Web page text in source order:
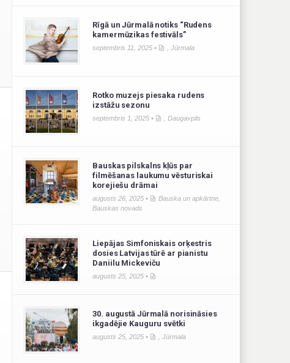
Rīgā un Jūrmalā notiks “Rudens
kamermūzikas festivāls”
septembris 11, 2025 • ,Jūrmala
Rotko muzejs piesaka rudens
izstāžu sezonu
septembris 1, 2025 • ,Daugavpils
Bauskas pilskalns kļūs par
filmēšanas laukumu vēsturiskai
korejiešu drāmai
augusts 26, 2025 • Bauska un apkārtne
Bauskas novads
Liepājas Simfoniskais orķestris
dosies Latvijas tūrē ar pianistu
Daniilu Mickeviču
augusts 25, 2025 •
30. augustā Jūrmalā norisināsies
ikgadējie Kauguru svētki
augusts 25, 2025 • ,Jūrmala